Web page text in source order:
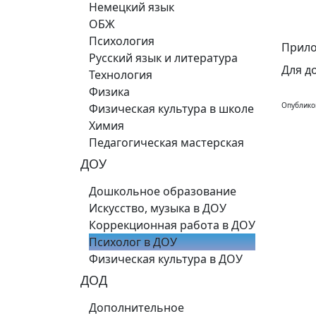
Немецкий язык
ОБЖ
Психология
Русский язык и литература
Технология
Физика
Физическая культура в школе
Химия
Педагогическая мастерская
ДОУ
Дошкольное образование
Искусство, музыка в ДОУ
Коррекционная работа в ДОУ
Психолог в ДОУ
Физическая культура в ДОУ
ДОД
Дополнительное
Для